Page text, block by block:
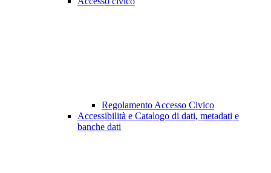
Regolamento Accesso Civico
Accessibilità e Catalogo di dati, metadati e
banche dati